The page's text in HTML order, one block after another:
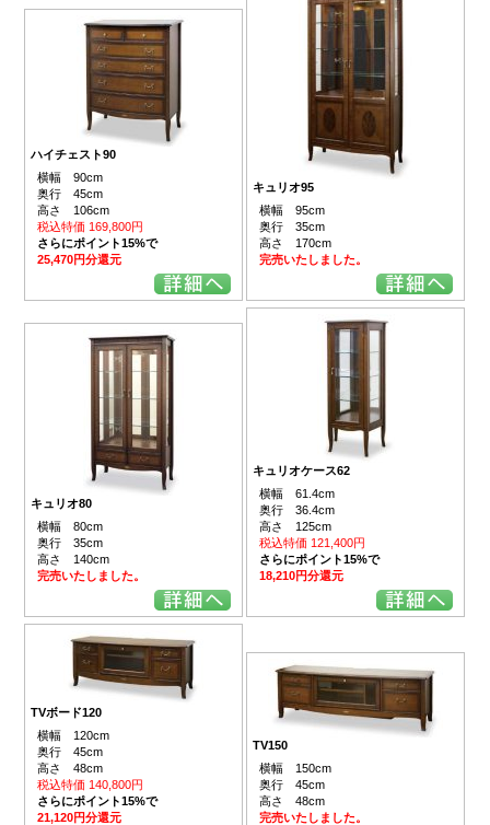
ハイチェスト90
横幅 90cm
奥行 45cm
高さ 106cm
税込特価 169,800円
さらにポイント15%で
25,470円分還元
キュリオ95
横幅 95cm
奥行 35cm
高さ 170cm
完売いたしました。
キュリオ80
横幅 80cm
奥行 35cm
高さ 140cm
完売いたしました。
キュリオケース62
横幅 61.4cm
奥行 36.4cm
高さ 125cm
税込特価 121,400円
さらにポイント15%で
18,210円分還元
TVボード120
横幅 120cm
奥行 45cm
高さ 48cm
税込特価 140,800円
さらにポイント15%で
21,120円分還元
TV150
横幅 150cm
奥行 45cm
高さ 48cm
完売いたしました。